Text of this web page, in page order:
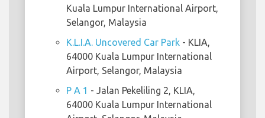
Kuala Lumpur International Airport,
Selangor, Malaysia
K.L.I.A. Uncovered Car Park - KLIA,
64000 Kuala Lumpur International
Airport, Selangor, Malaysia
P A 1 - Jalan Pekeliling 2, KLIA,
64000 Kuala Lumpur International